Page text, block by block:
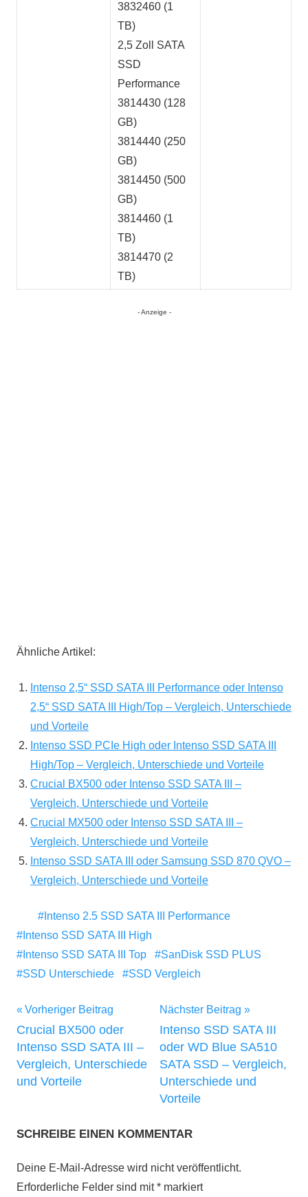
3832460 (1
TB)
2,5 Zoll SATA
SSD
Performance
3814430 (128
GB)
3814440 (250
GB)
3814450 (500
GB)
3814460 (1
TB)
3814470 (2
TB)
- Anzeige -
Ähnliche Artikel:
Intenso 2,5“ SSD SATA III Performance oder Intenso
2,5“ SSD SATA III High/Top – Vergleich, Unterschiede
und Vorteile
Intenso SSD PCIe High oder Intenso SSD SATA III
High/Top – Vergleich, Unterschiede und Vorteile
Crucial BX500 oder Intenso SSD SATA III –
Vergleich, Unterschiede und Vorteile
Crucial MX500 oder Intenso SSD SATA III –
Vergleich, Unterschiede und Vorteile
Intenso SSD SATA III oder Samsung SSD 870 QVO –
Vergleich, Unterschiede und Vorteile
Intenso 2.5 SSD SATA III Performance
Intenso SSD SATA III High
Intenso SSD SATA III Top
SanDisk SSD PLUS
SSD Unterschiede
SSD Vergleich
Beitragsnavigation
Vorheriger Beitrag
Crucial BX500 oder
Intenso SSD SATA III –
Vergleich, Unterschiede
und Vorteile
Nächster Beitrag
Intenso SSD SATA III
oder WD Blue SA510
SATA SSD – Vergleich,
Unterschiede und
Vorteile
SCHREIBE EINEN KOMMENTAR
Deine E-Mail-Adresse wird nicht veröffentlicht.
Erforderliche Felder sind mit* markiert